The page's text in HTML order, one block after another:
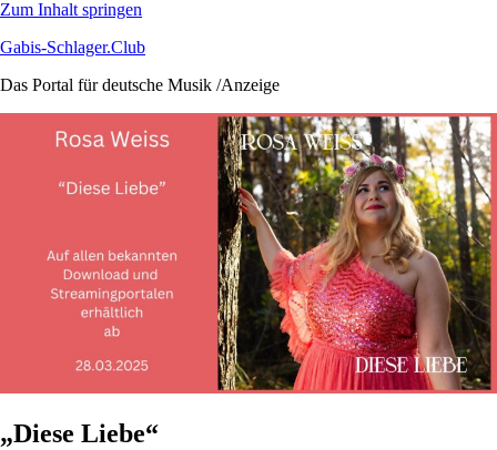
Zum Inhalt springen
Gabis-Schlager.Club
Das Portal für deutsche Musik /Anzeige
„Diese Liebe“